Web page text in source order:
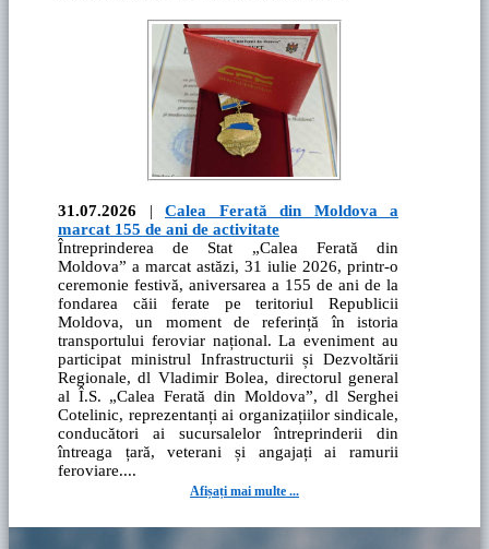
31.07.2026 | Calea Ferată din Moldova a
marcat 155 de ani de activitate
Întreprinderea de Stat „Calea Ferată din
Moldova” a marcat astăzi, 31 iulie 2026, printr-o
ceremonie festivă, aniversarea a 155 de ani de la
fondarea căii ferate pe teritoriul Republicii
Moldova, un moment de referință în istoria
transportului feroviar național. La eveniment au
participat ministrul Infrastructurii și Dezvoltării
Regionale, dl Vladimir Bolea, directorul general
al Î.S. „Calea Ferată din Moldova”, dl Serghei
Cotelinic, reprezentanți ai organizațiilor sindicale,
conducători ai sucursalelor întreprinderii din
întreaga țară, veterani și angajați ai ramurii
feroviare....
Afișați mai multe ...